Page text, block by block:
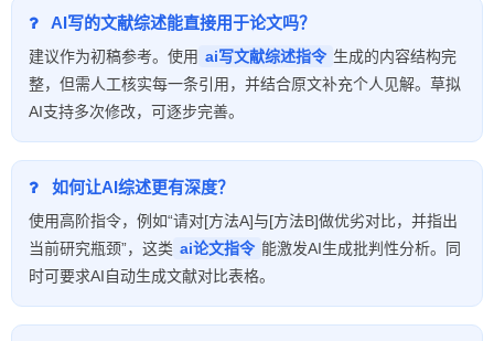
AI写的文献综述能直接用于论文吗？
建议作为初稿参考。使用 ai写文献综述指令 生成的内容结构完
整，但需人工核实每一条引用，并结合原文补充个人见解。草拟
AI支持多次修改，可逐步完善。
如何让AI综述更有深度？
使用高阶指令，例如“请对[方法A]与[方法B]做优劣对比，并指出
当前研究瓶颈”，这类 ai论文指令 能激发AI生成批判性分析。同
时可要求AI自动生成文献对比表格。